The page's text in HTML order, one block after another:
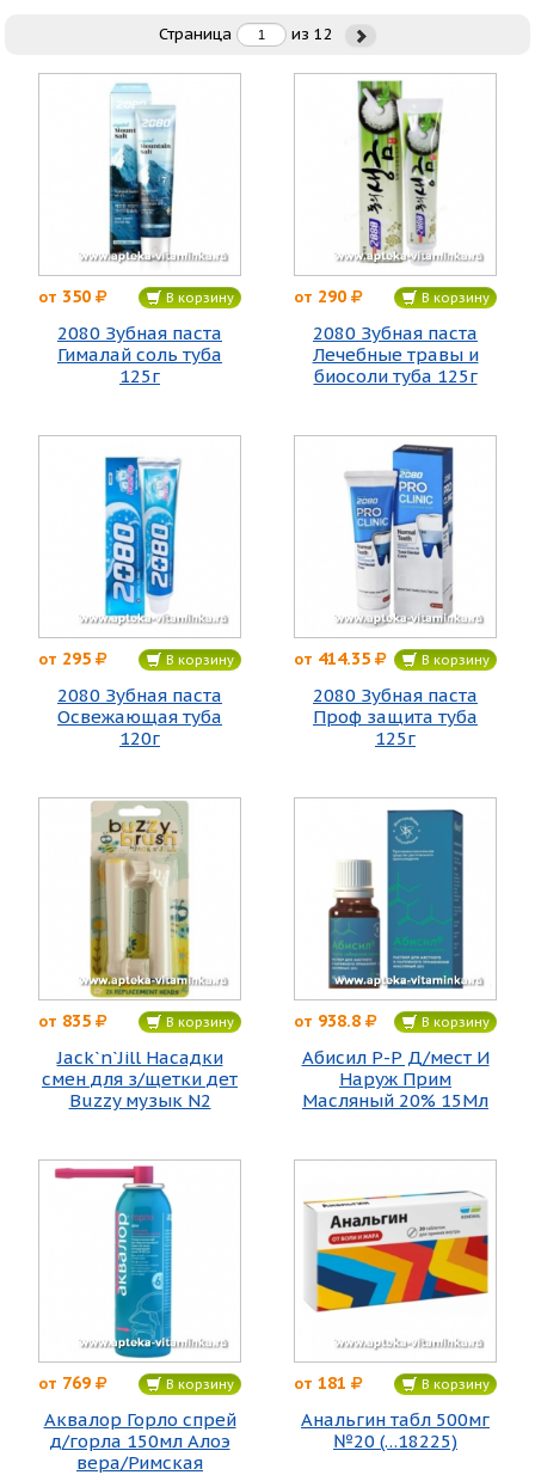
Страница из 12
от 350 В корзину
2080 Зубная паста
Гималай соль туба
125г
от 290 В корзину
2080 Зубная паста
Лечебные травы и
биосоли туба 125г
от 295 В корзину
2080 Зубная паста
Освежающая туба
120г
от 414.35 В корзину
2080 Зубная паста
Проф защита туба
125г
от 835 В корзину
Jack`n`Jill Насадки
смен для з/щетки дет
Buzzy музык N2
от 938.8 В корзину
Абисил Р-Р Д/мест И
Наруж Прим
Масляный 20% 15Мл
от 769 В корзину
Аквалор Горло спрей
д/горла 150мл Алоэ
вера/Римская
от 181 В корзину
Анальгин табл 500мг
№20 (…18225)